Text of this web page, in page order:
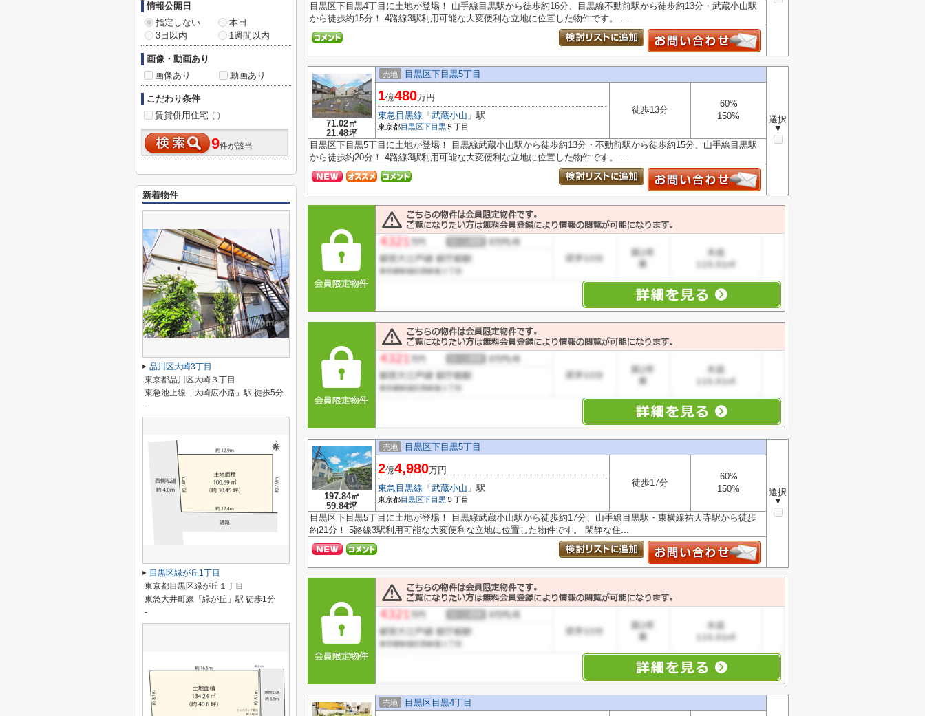
目黒区下目黒4丁目に土地が登場！ 山手線目黒駅から徒歩約16分、目黒線不動前駅から徒歩約13分・武蔵小山駅
から徒歩約15分！ 4路線3駅利用可能な大変便利な立地に位置した物件です。 ...
71.02㎡
21.48坪
売地 目黒区下目黒5丁目
選択
▼
1億480万円
東急目黒線 「 武蔵小山 」駅
東京都目黒区下目黒 ５丁目
徒歩13分
60%
150%
目黒区下目黒5丁目に土地が登場！ 目黒線武蔵小山駅から徒歩約13分・不動前駅から徒歩約15分、山手線目黒駅
から徒歩約20分！ 4路線3駅利用可能な大変便利な立地に位置した物件です。 ...
197.84㎡
59.84坪
売地 目黒区下目黒5丁目
選択
▼
2億4,980万円
東急目黒線 「 武蔵小山 」駅
東京都目黒区下目黒 ５丁目
徒歩17分
60%
150%
目黒区下目黒5丁目に土地が登場！ 目黒線武蔵小山駅から徒歩約17分、山手線目黒駅・東横線祐天寺駅から徒歩
約21分！ 5路線3駅利用可能な大変便利な立地に位置した物件です。 閑静な住...
売地 目黒区目黒4丁目
情報公開日
指定しない
本日
3日以内
1週間以内
画像・動画あり
画像あり
動画あり
こだわり条件
賃貸併用住宅 (-)
9件が該当
新着物件
品川区大崎3丁目
東京都品川区大崎３丁目
東急池上線「大崎広小路」駅 徒歩5分
-
目黒区緑が丘1丁目
東京都目黒区緑が丘１丁目
東急大井町線「緑が丘」駅 徒歩1分
-